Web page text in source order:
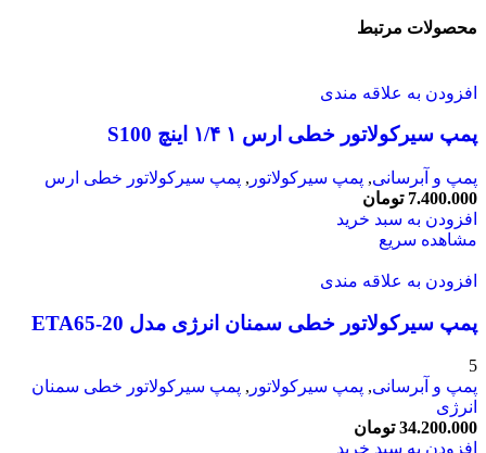
محصولات مرتبط
افزودن به علاقه مندی
پمپ سیرکولاتور خطی ارس ۱ ۱/۴ اینچ S100
پمپ و آبرسانی, پمپ سیرکولاتور , پمپ سیرکولاتور خطی ارس
7.400.000 تومان
افزودن به سبد خرید
مشاهده سریع
افزودن به علاقه مندی
پمپ سیرکولاتور خطی سمنان انرژی مدل ETA65-20
5
پمپ و آبرسانی, پمپ سیرکولاتور , پمپ سیرکولاتور خطی سمنان
انرژی
34.200.000 تومان
افزودن به سبد خرید